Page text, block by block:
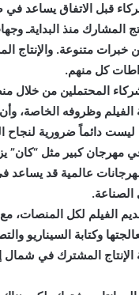
قبل الاتفاق يساعد في
المشارك منذ البدايةـ
خبرات متنوعة.
كل منهم.
المحتملين من خلال
الفيلم وظروفه الخاصة،
دائماً ضرورية لنجاح
مهرجان كبير مثل
عالمية قد يساعد
لكل المنصات، مع
وكتابة السيناريو
الإنتاج المشترك في